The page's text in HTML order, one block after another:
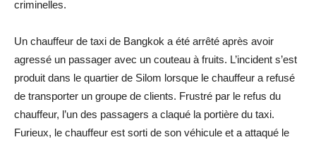
criminelles.
Un chauffeur de taxi de Bangkok a été arrêté après avoir
agressé un passager avec un couteau à fruits. L’incident s’est
produit dans le quartier de Silom lorsque le chauffeur a refusé
de transporter un groupe de clients. Frustré par le refus du
chauffeur, l’un des passagers a claqué la portière du taxi.
Furieux, le chauffeur est sorti de son véhicule et a attaqué le